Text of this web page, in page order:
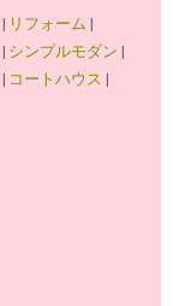
| リフォーム |
| シンプルモダン |
| コートハウス |